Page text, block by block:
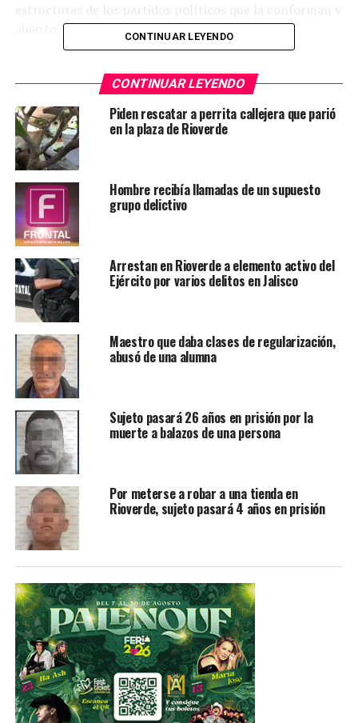
abierto a todos los ciudadanos.
representa un bastión importante para el panismo
potosino, y ha destacado por sus buenas
administraciones y gobiernos cercanos a la ciudadanía.
TEMAS RELACIONADOS
YA VIENE
Qué se elige en San Luis Potosí en las elecciones de
2018
Anuncian cambios en la dirigencia estatal del PRD
CONTINUAR LEYENDO
CONTINUAR LEYENDO
Piden rescatar a perrita callejera que parió
en la plaza de Rioverde
Hombre recibía llamadas de un supuesto
grupo delictivo
Arrestan en Rioverde a elemento activo del
Ejército por varios delitos en Jalisco
Maestro que daba clases de regularización,
abusó de una alumna
Sujeto pasará 26 años en prisión por la
muerte a balazos de una persona
Por meterse a robar a una tienda en
Rioverde, sujeto pasará 4 años en prisión